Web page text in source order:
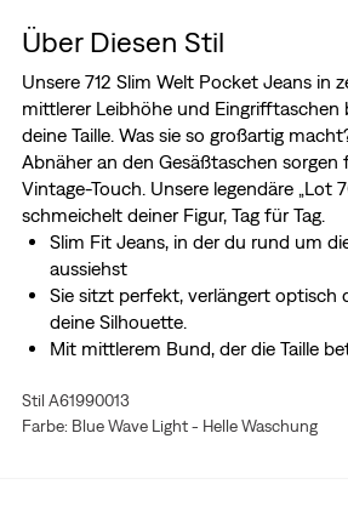
Über Diesen Stil
Unsere 712 Slim Welt Pocket Jeans in
mittlerer Leibhöhe und
deine Taille. Was sie so großartig
Abnäher an den Gesäßtaschen sorgen
Vintage-Touch. Unsere legendäre „Lot
schmeichelt deiner Figur, Tag für Tag.
Slim Fit Jeans, in der du rund um
aussiehst
Sie sitzt perfekt, verlängert optisch
deine Silhouette.
Mit mittlerem Bund, der die Taille
Authentischer Denim-Charakter mit
Stretch. Für Jeans, die dich
Stil A61990013
Farbe: Blue Wave Light - Helle Waschung